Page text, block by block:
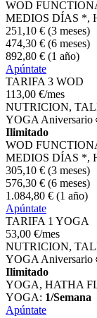
WOD
MEDIOS DÍAS *,
251 ,10 € (3 meses)
474,30 € (6 meses)
892,80 € (1 año)
Apúntate
TARIFA 3 WOD
113,00 €/mes
NUTRICION,
YOGA
Ilimitado
WOD
MEDIOS DÍAS *,
305,10 € (3 meses)
576,30 € (6 meses)
1.084,80 € (1 año)
Apúntate
TARIFA 1 YOGA
53,00 €/mes
NUTRICION,
YOGA
Ilimitado
YOGA, HATHA
YOGA: 1/Semana
Apúntate